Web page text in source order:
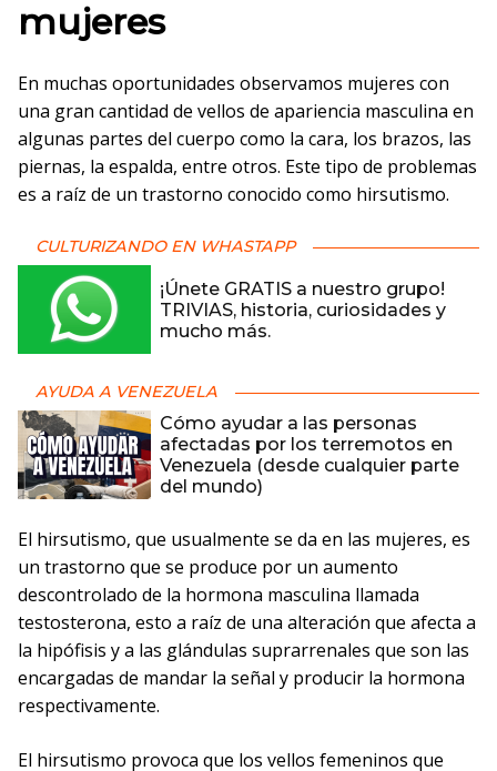
mujeres
En muchas oportunidades observamos mujeres con
una gran cantidad de vellos de apariencia masculina en
algunas partes del cuerpo como la cara, los brazos, las
piernas, la espalda, entre otros. Este tipo de problemas
es a raíz de un trastorno conocido como hirsutismo.
CULTURIZANDO EN WHASTAPP
¡Únete GRATIS a nuestro grupo!
TRIVIAS, historia, curiosidades y
mucho más.
AYUDA A VENEZUELA
Cómo ayudar a las personas
afectadas por los terremotos en
Venezuela (desde cualquier parte
del mundo)
El hirsutismo, que usualmente se da en las mujeres, es
un trastorno que se produce por un aumento
descontrolado de la hormona masculina llamada
testosterona, esto a raíz de una alteración que afecta a
la hipófisis y a las glándulas suprarrenales que son las
encargadas de mandar la señal y producir la hormona
respectivamente.
El hirsutismo provoca que los vellos femeninos que